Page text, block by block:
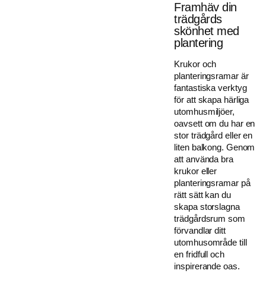
Framhäv din
trädgårds
skönhet med
plantering
Krukor och
planteringsramar är
fantastiska verktyg
för att skapa härliga
utomhusmiljöer,
oavsett om du har en
stor trädgård eller en
liten balkong. Genom
att använda bra
krukor eller
planteringsramar på
rätt sätt kan du
skapa storslagna
trädgårdsrum som
förvandlar ditt
utomhusområde till
en fridfull och
inspirerande oas.